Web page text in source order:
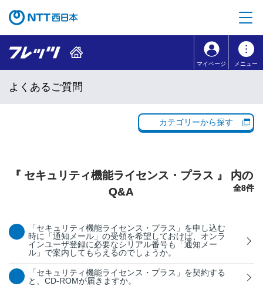
コンテンツのリンクナビゲーションへ移動
マイページ メニュー
よくあるご質問
カテゴリーから探す
『 セキュリティ機能ライセンス・プラス 』 内の
Q&A
全8件
「セキュリティ機能ライセンス・プラス」を申し込む
時に「通知メール」の受領を希望しておけば、オンラ
インユーザ登録に必要なシリアル番号も「通知メー
ル」で案内してもらえるのでしょうか。
「セキュリティ機能ライセンス・プラス」を契約する
と、CD-ROMが届きますか。